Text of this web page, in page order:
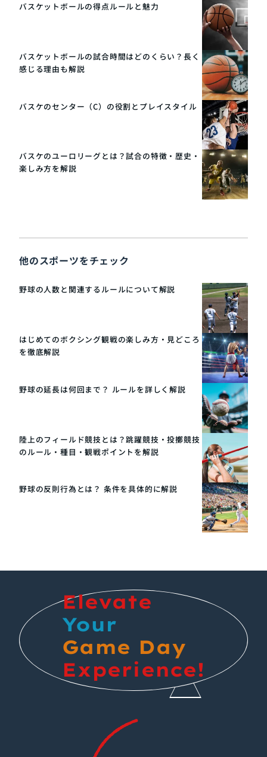
バスケットボールの得点ルールと魅力
バスケットボールの試合時間はどのくらい？長く
感じる理由も解説
バスケのセンター（C）の役割とプレイスタイル
バスケのユーロリーグとは？試合の特徴・歴史・
楽しみ方を解説
他のスポーツをチェック
野球の人数と関連するルールについて解説
はじめてのボクシング観戦の楽しみ方・見どころ
を徹底解説
野球の延長は何回まで？ ルールを詳しく解説
陸上のフィールド競技とは？跳躍競技・投擲競技
のルール・種目・観戦ポイントを解説
野球の反則行為とは？ 条件を具体的に解説
Elevate
Your
Game Day
Experience!